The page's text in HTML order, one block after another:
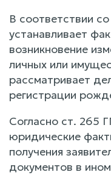
В соответствии
устанавливает
возникновение
личных или
рассматривает
регистрации
Согласно ст. 265
юридические
получения
документов в